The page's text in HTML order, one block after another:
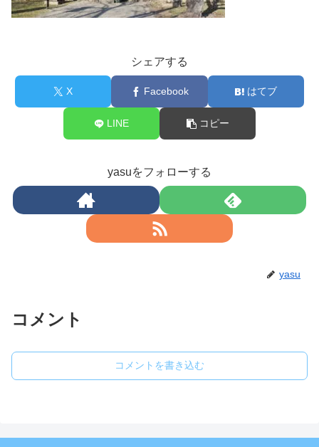
シェアする
X Facebook はてブ
LINE コピー
yasuをフォローする
yasu
コメント
コメントを書き込む